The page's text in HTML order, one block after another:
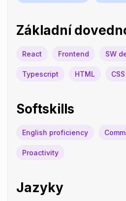
Základní
React Frontend SW
Typescript HTML CSS
Softskills
English proficiency
Proactivity
Jazyky